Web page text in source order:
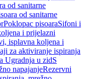
od sanitarne
od sanitarne
Poklopac pisoaraSifoni i
i prijelazni
isplavna koljena i
za aktiviranje ispiranja
Ugradnja u zidS
napajanjeRezervni